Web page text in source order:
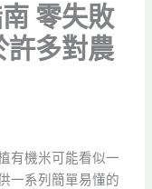
零失敗
許多對農
有機米可能看似一
一系列簡單易懂的